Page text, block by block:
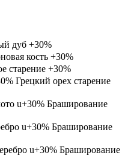
дуб +30%
кость +30%
старение +30%
Грецкий орех старение
Браширование
Браширование
Браширование